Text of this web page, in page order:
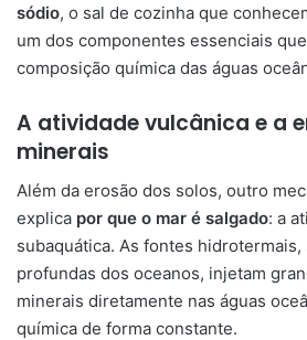
sódio, o sal de cozinha que
um dos componentes essenciais
composição química das águas
A atividade vulcânica e a
minerais
Além da erosão dos solos, outro
explica por que o mar é salgado: a
subaquática. As fontes hidrotermais,
profundas dos oceanos, injetam
minerais diretamente nas águas
química de forma constante.